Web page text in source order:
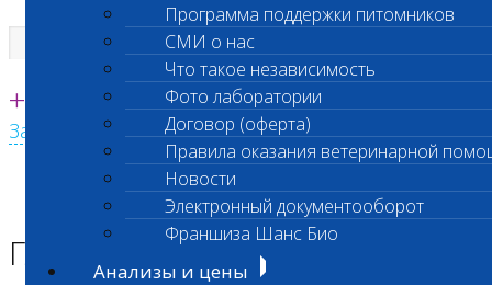
Единая круглосуточная справочная
+7 495 260 0 260
Заказать звонок с сайта
Программа поддержки питомников
СМИ о нас
Что такое независимость
Фото лаборатории
Договор (оферта)
Правила оказания ветеринарной
Новости
Электронный документооборот
Франшиза Шанс Био
Анализы и цены
Главная страница
Энциклопедия Шанс БИО
Глобоидная лейкодистрофия
Глобоидная лейкодистрофия